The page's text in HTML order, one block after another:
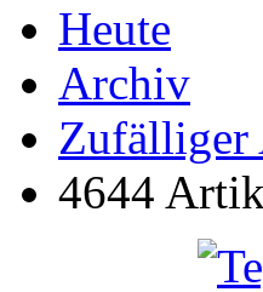
Heute
Archiv
Zufälliger
4644